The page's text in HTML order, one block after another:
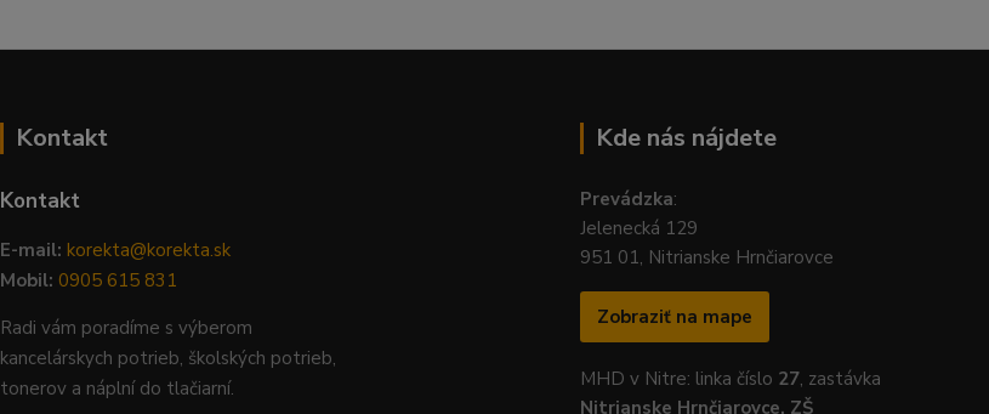
Kontakt
Kontakt
E-mail: korekta@korekta.sk
Mobil: 0905 615 831
Radi vám poradíme s výberom
kancelárskych potrieb, školských potrieb,
tonerov a náplní do tlačiarní.
Kde nás nájdete
Prevádzka:
Jelenecká 129
951 01, Nitrianske Hrnčiarovce
Zobraziť na mape
MHD v Nitre: linka číslo 27, zastávka
Nitrianske Hrnčiarovce, ZŠ